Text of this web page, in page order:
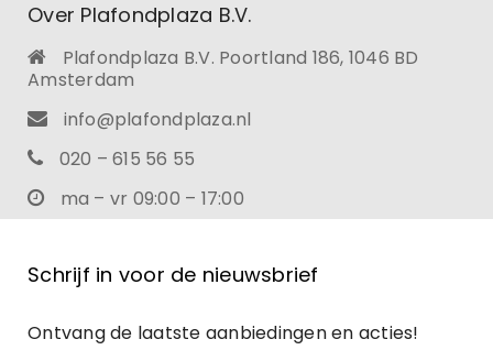
Over Plafondplaza B.V.
Plafondplaza B.V. Poortland 186, 1046 BD
Amsterdam
info@plafondplaza.nl
020 – 615 56 55
ma – vr 09:00 – 17:00
Schrijf in voor de nieuwsbrief
Ontvang de laatste aanbiedingen en acties!